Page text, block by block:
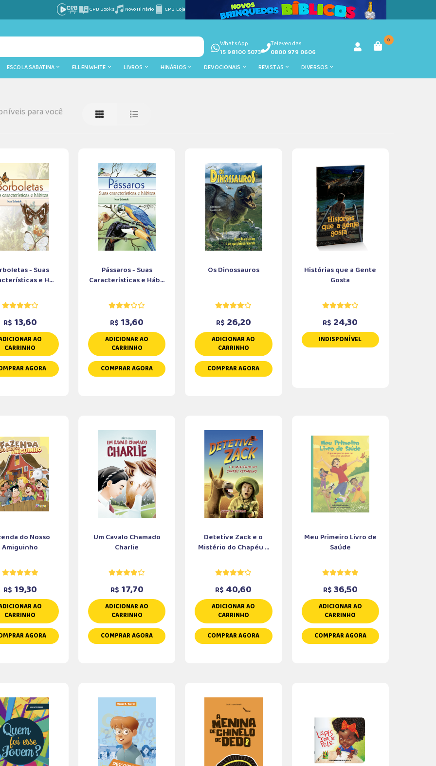
CPB Books Novo Hinário CPB Loja
WhatsApp
15 98100 5073
Televendas
0800 979 0606
0
ESCOLA SABATINA ELLEN WHITE LIVROS HINÁRIOS DEVOCIONAIS REVISTAS DIVERSOS
para você
- Suas
e H...
R$ 13,60
AO
CARRINHO
AGORA
Pássaros - Suas
Características e Háb...
R$ 13,60
ADICIONAR AO
CARRINHO
COMPRAR AGORA
Os Dinossauros
R$ 26,20
ADICIONAR AO
CARRINHO
COMPRAR AGORA
Histórias que a Gente
Gosta
R$ 24,30
INDISPONÍVEL
do Nosso
Amiguinho
R$ 19,30
AO
CARRINHO
AGORA
Um Cavalo Chamado
Charlie
R$ 17,70
ADICIONAR AO
CARRINHO
COMPRAR AGORA
Detetive Zack e o
Mistério do Chapéu ...
R$ 40,60
ADICIONAR AO
CARRINHO
COMPRAR AGORA
Meu Primeiro Livro de
Saúde
R$ 36,50
ADICIONAR AO
CARRINHO
COMPRAR AGORA